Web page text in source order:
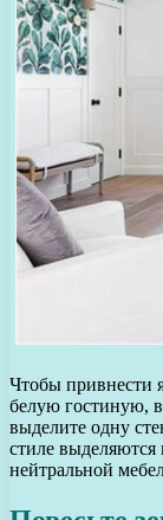
Чтобы привнести
белую гостиную,
выделите одну
стиле выделяются
нейтральной